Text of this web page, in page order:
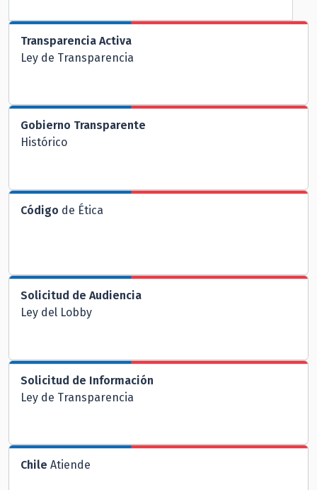
Transparencia Activa
Ley de Transparencia
Gobierno Transparente
Histórico
Código de Ética
Solicitud de Audiencia
Ley del Lobby
Solicitud de Información
Ley de Transparencia
Chile Atiende